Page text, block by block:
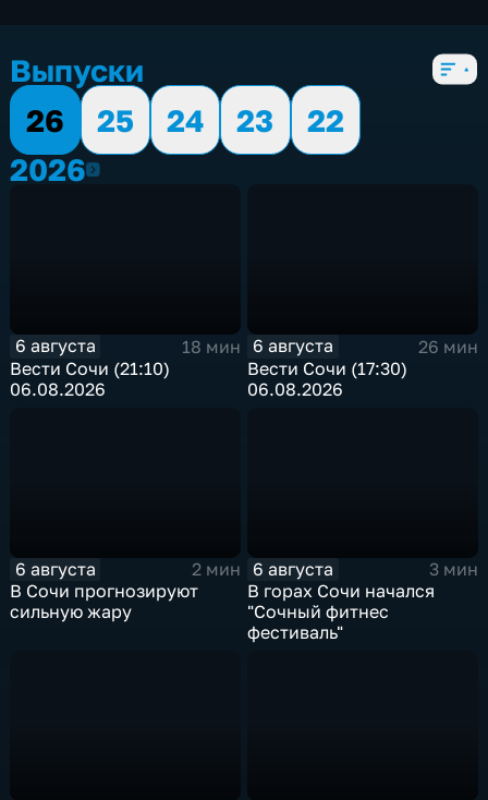
Выпуски
26
25 24 23
22
20262026
6 августа
18 мин
Вести Сочи (21:10)
06.08.2026
6 августа
26 мин
Вести Сочи (17:30)
06.08.2026
6 августа
2 мин
В Сочи прогнозируют
сильную жару
6 августа
3 мин
В горах Сочи начался
"Сочный фитнес
фестиваль"